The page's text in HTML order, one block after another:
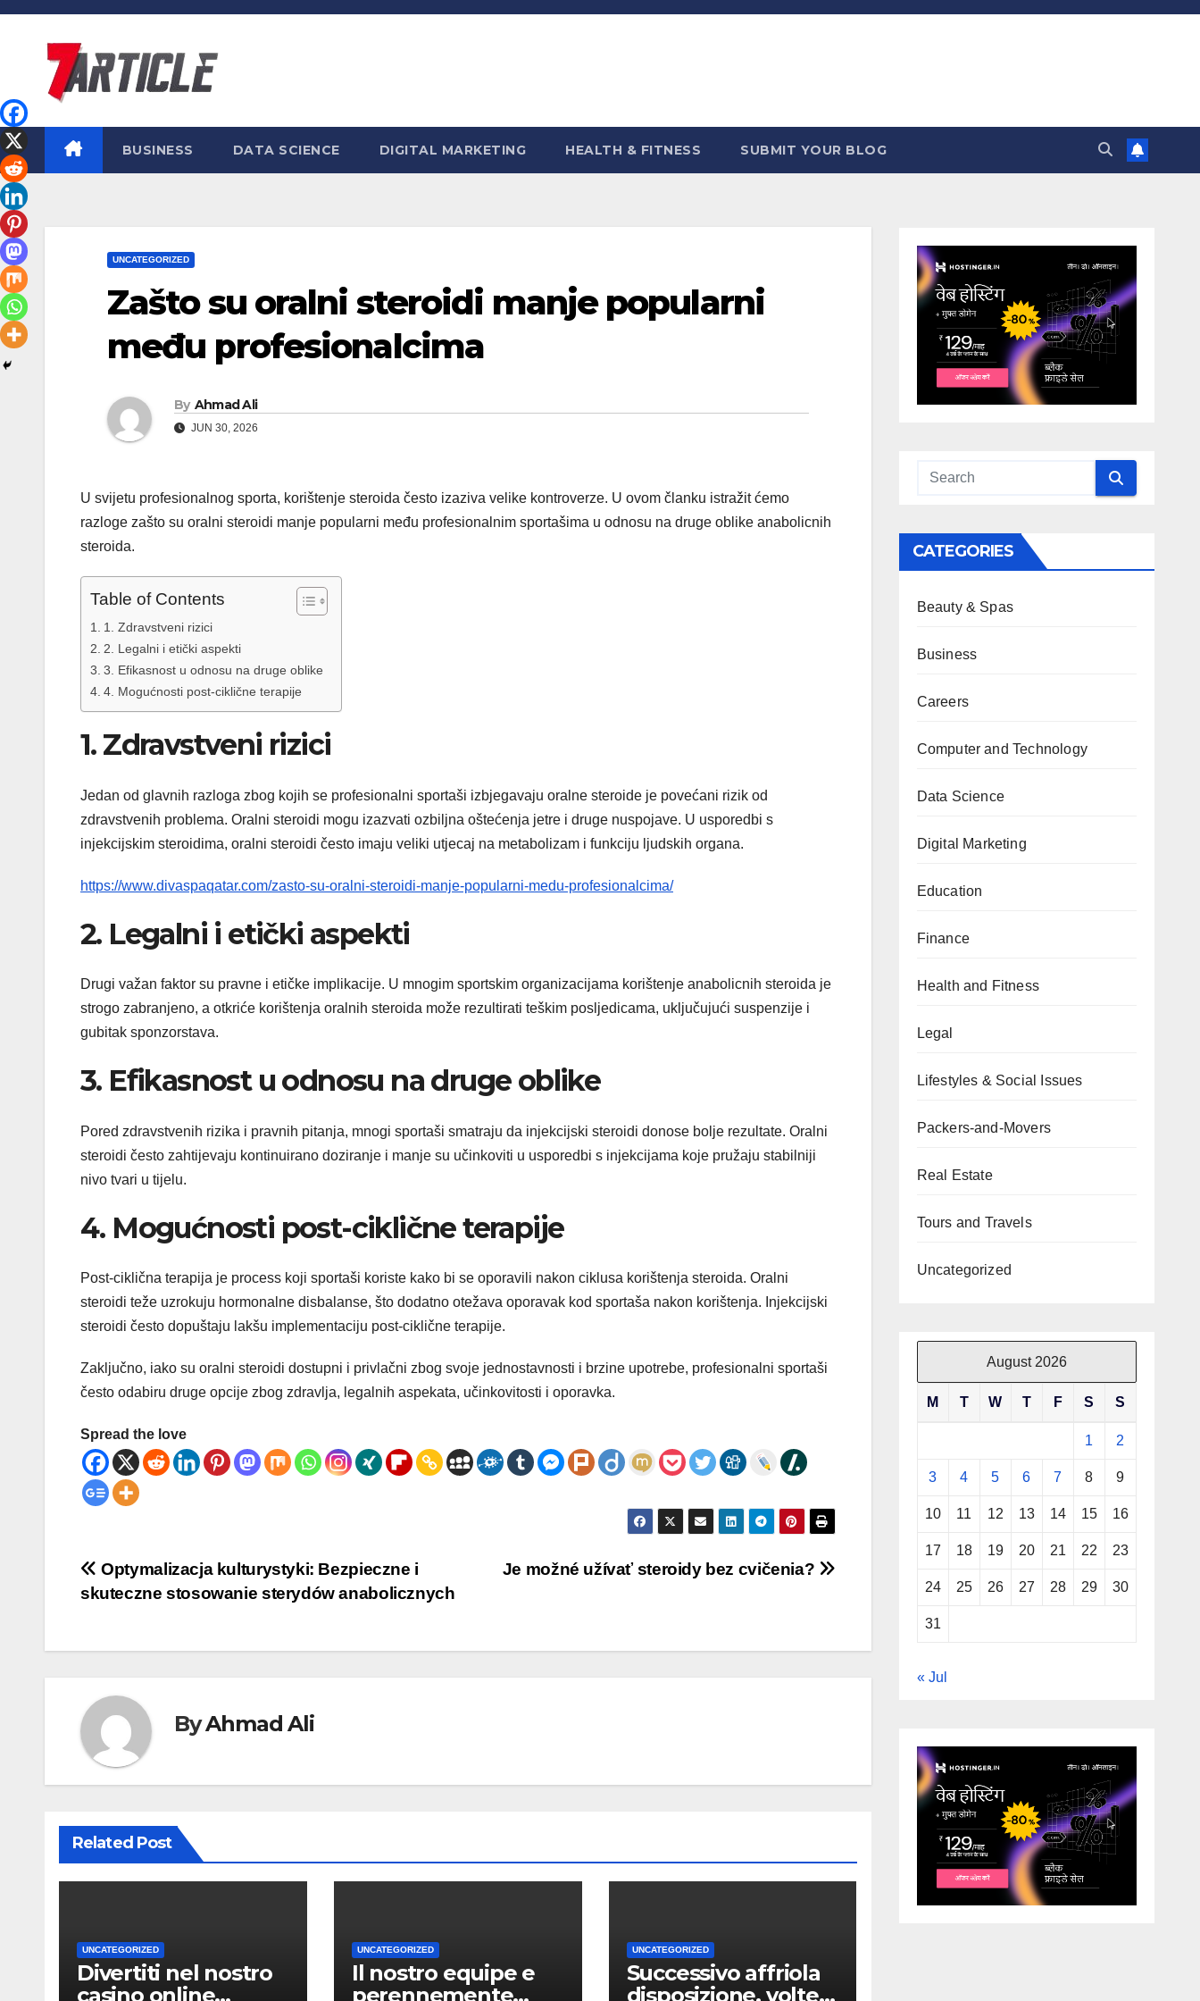
Skip
BUSINESS DATA SCIENCE DIGITAL MARKETING HEALTH & FITNESS SUBMIT YOUR BLOG
UNCATEGORIZED
Zašto su oralni steroidi manje popularni
među profesionalcima
By Ahmad Ali
JUN 30, 2026
U svijetu profesionalnog sporta, korištenje steroida često izaziva velike kontroverze. U ovom članku istražit ćemo
razloge zašto su oralni steroidi manje popularni među profesionalnim sportašima u odnosu na druge oblike anabolicnih
steroida.
Table of Contents
1. Zdravstveni rizici
2. Legalni i etički aspekti
3. Efikasnost u odnosu na druge oblike
4. Mogućnosti post-ciklične terapije
1. Zdravstveni rizici
Jedan od glavnih razloga zbog kojih se profesionalni sportaši izbjegavaju oralne steroide je povećani rizik od
zdravstvenih problema. Oralni steroidi mogu izazvati ozbiljna oštećenja jetre i druge nuspojave. U usporedbi s
injekcijskim steroidima, oralni steroidi često imaju veliki utjecaj na metabolizam i funkciju ljudskih organa.
https://www.divaspaqatar.com/zasto-su-oralni-steroidi-manje-popularni-medu-profesionalcima/
2. Legalni i etički aspekti
Drugi važan faktor su pravne i etičke implikacije. U mnogim sportskim organizacijama korištenje anabolicnih steroida je
strogo zabranjeno, a otkriće korištenja oralnih steroida može rezultirati teškim posljedicama, uključujući suspenzije i
gubitak sponzorstava.
3. Efikasnost u odnosu na druge oblike
Pored zdravstvenih rizika i pravnih pitanja, mnogi sportaši smatraju da injekcijski steroidi donose bolje rezultate. Oralni
steroidi često zahtijevaju kontinuirano doziranje i manje su učinkoviti u usporedbi s injekcijama koje pružaju stabilniji
nivo tvari u tijelu.
4. Mogućnosti post-ciklične terapije
Post-ciklična terapija je process koji sportaši koriste kako bi se oporavili nakon ciklusa korištenja steroida. Oralni
steroidi teže uzrokuju hormonalne disbalanse, što dodatno otežava oporavak kod sportaša nakon korištenja. Injekcijski
steroidi često dopuštaju lakšu implementaciju post-ciklične terapije.
Zaključno, iako su oralni steroidi dostupni i privlačni zbog svoje jednostavnosti i brzine upotrebe, profesionalni sportaši
često odabiru druge opcije zbog zdravlja, legalnih aspekata, učinkovitosti i oporavka.
Spread the love
Post
Je možné užívať steroidy bez cvičenia?
Optymalizacja kulturystyki: Bezpieczne i
skuteczne stosowanie sterydów anabolicznych
ByAhmad Ali
Related Post
UNCATEGORIZED
Divertiti nel nostro
casino online
UNCATEGORIZED
Il nostro equipe e
perennemente
UNCATEGORIZED
Successivo affriola
disposizione, volte
CATEGORIES
Beauty & Spas
Business
Careers
Computer and Technology
Data Science
Digital Marketing
Education
Finance
Health and Fitness
Legal
Lifestyles & Social Issues
Packers-and-Movers
Real Estate
Tours and Travels
Uncategorized
August 2026
M T W T F S S
1 2
3 4 5 6 7 8 9
10 11 12 13 14 15 16
17 18 19 20 21 22 23
24 25 26 27 28 29 30
31
« Jul